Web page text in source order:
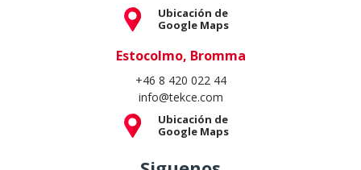
Ubicación de
Google Maps
Estocolmo, Bromma
+46 8 420 022 44
info@tekce.com
Ubicación de
Google Maps